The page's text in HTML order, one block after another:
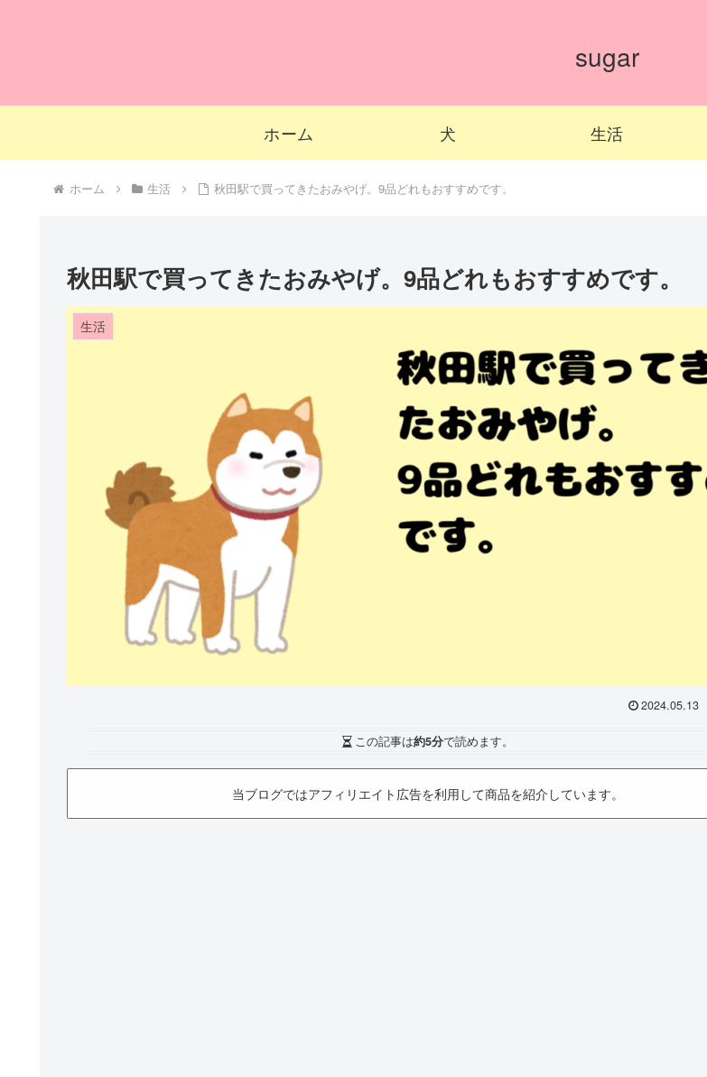
sugar
ホーム 犬 生活
ホーム 生活 秋田駅で買ってきたおみやげ。9品どれもおすすめです。
秋田駅で買ってきたおみやげ。9品どれもおすすめです。
生活
2024.05.13
この記事は約5分で読めます。
当ブログではアフィリエイト広告を利用して商品を紹介しています。